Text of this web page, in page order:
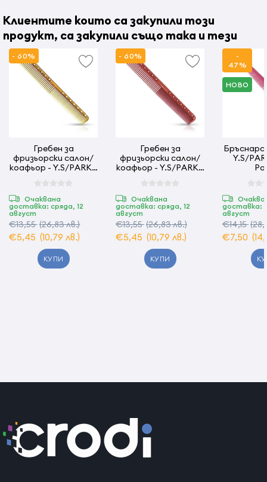
Клиентите които са закупили този
продукт, са закупили също така и тези
- 60%
Гребен за
фризьорски салон/
коафьор - Y.S/PARK -
Очаквана
доставка: сряда, 12
август
€13,55(26,83 лв.)
€5,45 (10,79 лв.)
КУПИ
- 60%
Гребен за
фризьорски салон/
коафьор - Y.S/PARK -
Очаквана
доставка: сряда, 12
август
€13,55(26,83 лв.)
€5,45 (10,79 лв.)
КУПИ
-
47%
НОВО
Y.S/
доставка:
август
€14,15
€7,50